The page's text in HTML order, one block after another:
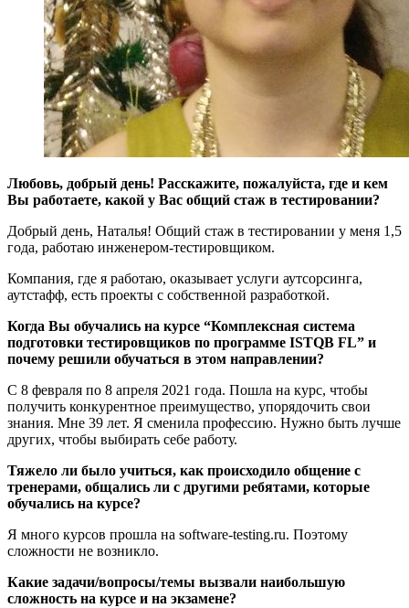
Любовь, добрый день! Расскажите, пожалуйста, где и кем
Вы работаете, какой у Вас общий стаж в тестировании?
Добрый день, Наталья! Общий стаж в тестировании у меня 1,5
года, работаю инженером-тестировщиком.
Компания, где я работаю, оказывает услуги аутсорсинга,
аутстафф, есть проекты с собственной разработкой.
Когда Вы обучались на курсе “Комплексная система
подготовки тестировщиков по программе ISTQB FL” и
почему решили обучаться в этом направлении?
С 8 февраля по 8 апреля 2021 года. Пошла на курс, чтобы
получить конкурентное преимущество, упорядочить свои
знания. Мне 39 лет. Я сменила профессию. Нужно быть лучше
других, чтобы выбирать себе работу.
Тяжело ли было учиться, как происходило общение с
тренерами, общались ли с другими ребятами, которые
обучались на курсе?
Я много курсов прошла на software-testing.ru. Поэтому
сложности не возникло.
Какие задачи/вопросы/темы вызвали наибольшую
сложность на курсе и на экзамене?